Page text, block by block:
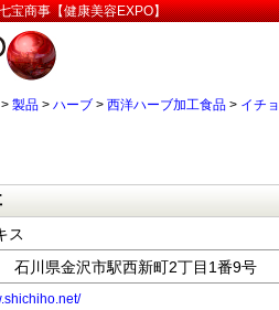
宝商事【健康美容EXPO】
> 製品 > ハーブ > 西洋ハーブ加工食品 > イチ
ス
石川県金沢市駅西新町2丁目1番9号